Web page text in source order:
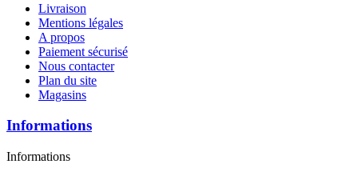
Livraison
Mentions légales
A propos
Paiement sécurisé
Nous contacter
Plan du site
Magasins
Informations
Informations